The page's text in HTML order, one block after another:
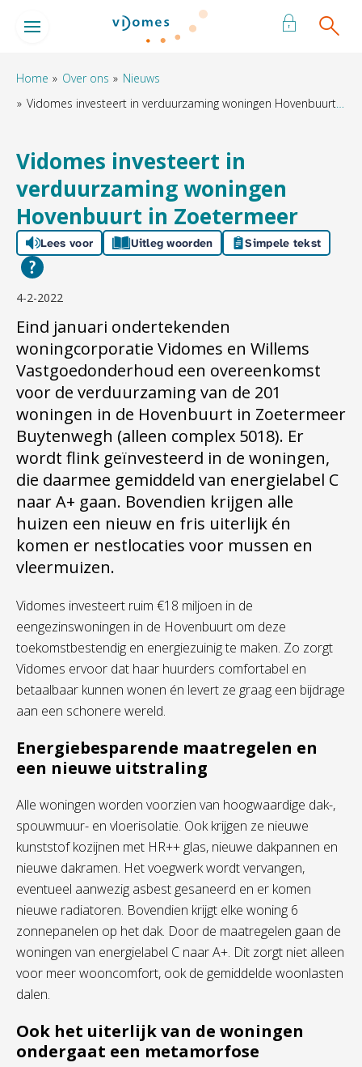
Naar de homepage
Ga naar Hoofd
Home Over ons
Nieuws
Vidomes investeert in verduurzaming woningen Hovenbuurt in Zoetermeer
Vidomes investeert in
verduurzaming woningen
Hovenbuurt in Zoetermeer
Lees voor Uitleg woorden Simpele tekst
4-2-2022
Eind januari ondertekenden
woningcorporatie Vidomes en Willems
Vastgoedonderhoud een overeenkomst
voor de verduurzaming van de 201
woningen in de Hovenbuurt in Zoetermeer
Buytenwegh (alleen complex 5018). Er
wordt flink geïnvesteerd in de woningen,
die daarmee gemiddeld van energielabel C
naar A+ gaan. Bovendien krijgen alle
huizen een nieuw en fris uiterlijk én
komen er nestlocaties voor mussen en
vleermuizen.
Vidomes investeert ruim €18 miljoen in de
eengezinswoningen in de Hovenbuurt om deze
toekomstbestendig en energiezuinig te maken. Zo zorgt
Vidomes ervoor dat haar huurders comfortabel en
betaalbaar kunnen wonen én levert ze graag een bijdrage
aan een schonere wereld.
Energiebesparende maatregelen en
een nieuwe uitstraling
Alle woningen worden voorzien van hoogwaardige dak-,
spouwmuur- en vloerisolatie. Ook krijgen ze nieuwe
kunststof kozijnen met HR++ glas, nieuwe dakpannen en
nieuwe dakramen. Het voegwerk wordt vervangen,
eventueel aanwezig asbest gesaneerd en er komen
nieuwe radiatoren. Bovendien krijgt elke woning 6
zonnepanelen op het dak. Door de maatregelen gaan de
woningen van energielabel C naar A+. Dit zorgt niet alleen
voor meer wooncomfort, ook de gemiddelde woonlasten
dalen.
Ook het uiterlijk van de woningen
ondergaat een metamorfose